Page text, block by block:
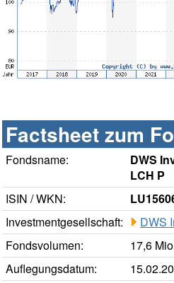
Factsheet zum
Fondsname:
DWS
LCH P
ISIN / WKN:
Investmentgesellschaft:
DWS
Fondsvolumen:
17,6
Auflegungsdatum: